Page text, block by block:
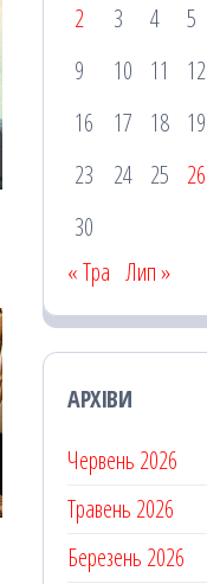
2
3 4 5
9
10 11 12
16
17 18 19
23
24 25 26
30
« Тра Лип »
АРХІВИ
Червень 2026
Травень 2026
Березень 2026